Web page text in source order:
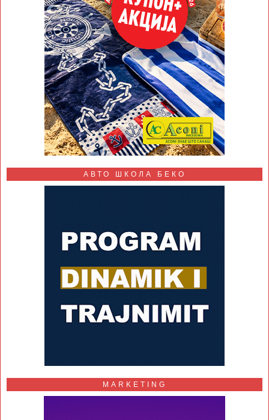
АВТО ШКОЛА БЕКО
MARKETING